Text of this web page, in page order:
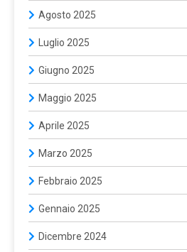
Agosto 2025
Luglio 2025
Giugno 2025
Maggio 2025
Aprile 2025
Marzo 2025
Febbraio 2025
Gennaio 2025
Dicembre 2024